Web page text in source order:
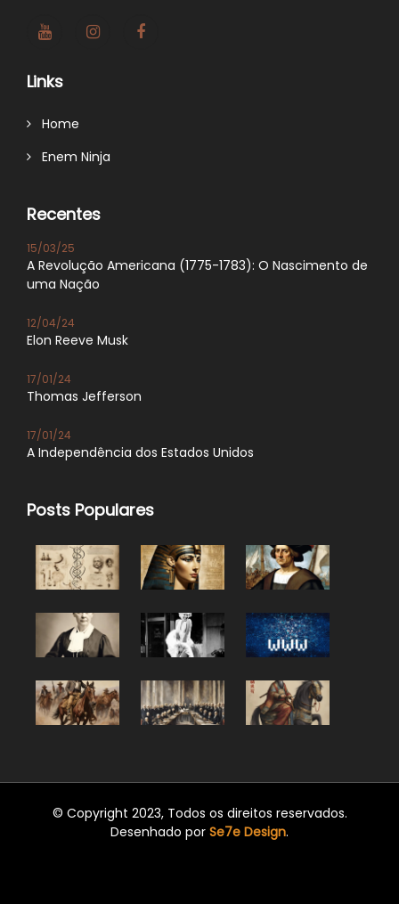
Links
Home
Enem Ninja
Recentes
15/03/25
A Revolução Americana (1775-1783): O Nascimento de
uma Nação
12/04/24
Elon Reeve Musk
17/01/24
Thomas Jefferson
17/01/24
A Independência dos Estados Unidos
Posts Populares
© Copyright 2023, Todos os direitos reservados.
Desenhado por Se7e Design.